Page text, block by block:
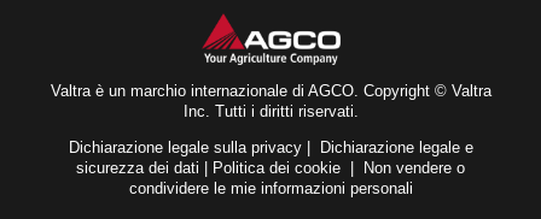
ISCRIZIONE NEWSLETTER
VALTRA BLOG
VALTRA SHOP
RICERCA CONCESSIONARI
DICHIARAZIONE DI ACCESSIBILITÀ
Valtra è un marchio internazionale di AGCO. Copyright © Valtra
Inc. Tutti i diritti riservati.
Dichiarazione legale sulla privacy| Dichiarazione legale e
sicurezza dei dati | Politica dei cookie | Non vendere o
condividere le mie informazioni personali